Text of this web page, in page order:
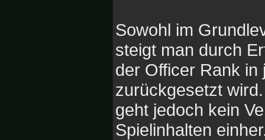
Sowohl im
steigt man durch
der Officer Rank in
zurückgesetzt
geht jedoch kein
Spielinhalten